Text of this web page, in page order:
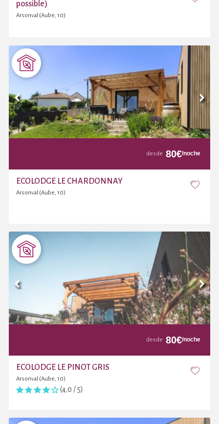
possible)
Arsonval (Aube, 10)
desde 80€/noche
ECOLODGE LE CHARDONNAY
Arsonval (Aube, 10)
desde 80€/noche
ECOLODGE LE PINOT GRIS
Arsonval (Aube, 10)
(4,0 / 5)